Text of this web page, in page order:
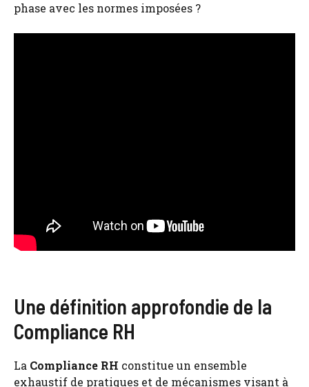
phase avec les normes imposées ?
Une définition approfondie de la
Compliance RH
La Compliance RH constitue un ensemble
exhaustif de pratiques et de mécanismes visant à